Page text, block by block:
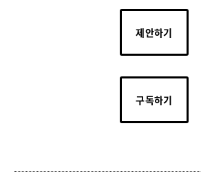
제안하기
구독하기